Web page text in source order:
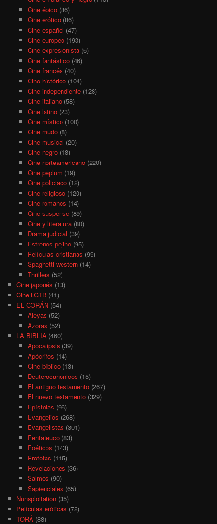
Cine épico(86)
Cine erótico(86)
Cine español (47)
Cine europeo(193)
Cine expresionista(6)
Cine fantástico(46)
Cine francés (40)
Cine histórico(104)
Cine independiente(128)
Cine italiano(58)
Cine latino(23)
Cine místico(100)
Cine mudo(8)
Cine musical (20)
Cine negro(18)
Cine norteamericano(220)
Cine peplum (19)
Cine policiaco(12)
Cine religioso(120)
Cine romanos (14)
Cine suspense(89)
Cine y literatura(80)
Drama judicial (39)
Estrenos pejino(95)
Películas cristianas (99)
Spaghetti western(14)
Thrillers (52)
Cine japonés (13)
Cine LGTB (41)
EL CORÁN (54)
Aleyas (52)
Azoras (52)
LA BIBLIA (460)
Apocalipsis (39)
Apócrifos (14)
Cine bíblico(13)
Deuterocanónicos (15)
El antiguo testamento(267)
El nuevo testamento(329)
Epístolas (96)
Evangelios (268)
Evangelistas (301)
Pentateuco(83)
Poéticos (143)
Profetas (115)
Revelaciones (36)
Salmos (90)
Sapienciales (65)
Nunsploitation (35)
Películas eróticas (72)
TORÁ (88)